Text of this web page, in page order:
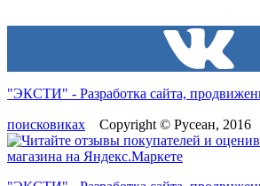
"ЭКСТИ" - Разработка сайта,
поисковиках Copyright © Русеан, 2016